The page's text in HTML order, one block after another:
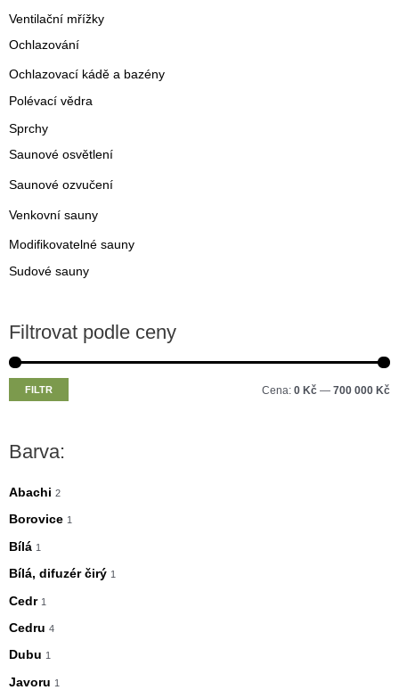
Ventilační mřížky
Ochlazování
Ochlazovací kádě a bazény
Polévací vědra
Sprchy
Saunové osvětlení
Saunové ozvučení
Venkovní sauny
Modifikovatelné sauny
Sudové sauny
Filtrovat podle ceny
MM
FILTR Cena: 0 Kč — 700 000 Kč
Barva:
Abachi 2
Borovice 1
Bílá 1
Bílá, difuzér čirý 1
Cedr 1
Cedru 4
Dubu 1
Javoru 1